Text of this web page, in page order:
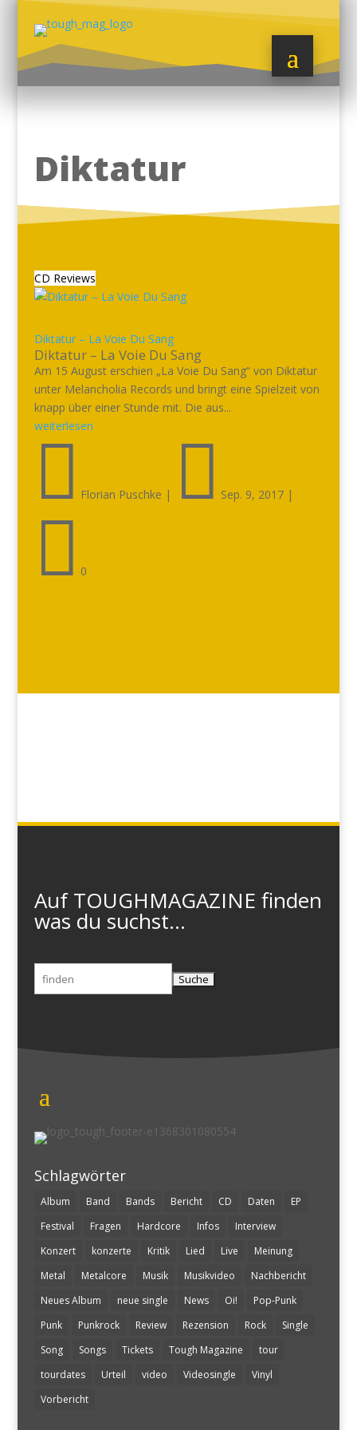
Diktatur
CD Reviews
Diktatur – La Voie Du Sang
Diktatur – La Voie Du Sang
Am 15 August erschien „La Voie Du Sang“ von Diktatur
unter Melancholia Records und bringt eine Spielzeit von
knapp über einer Stunde mit. Die aus...
weiterlesen
 Florian Puschke |  Sep. 9, 2017|
 0
Auf TOUGHMAGAZINE finden
was du suchst...
Suchen
nach:
Schlagwörter
Album Band Bands Bericht CD Daten
EP
Festival
Fragen Hardcore Infos
Interview
Konzert
konzerte Kritik Lied Live
Meinung
Metal
Metalcore Musik Musikvideo
Nachbericht
Neues Album
neue single News Oi!
Pop-Punk
Punk
Punkrock Review Rezension Rock
Single
Song
Songs Tickets Tough Magazine
tour
tourdates
Urteil video Videosingle
Vinyl
Vorbericht